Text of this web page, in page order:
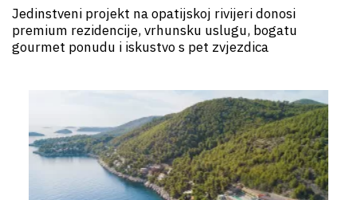
Jedinstveni projekt na opatijskoj rivijeri donosi
premium rezidencije, vrhunsku uslugu, bogatu
gourmet ponudu i iskustvo s pet zvjezdica